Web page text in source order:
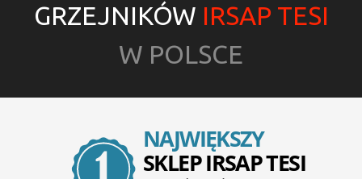
GRZEJNIKÓW IRSAP TESI
W POLSCE